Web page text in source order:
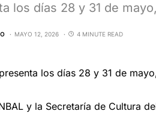
los días 28 y 31 de
MAYO 12, 2026 4 MINUTE READ
los días 28 y 31 de
y la Secretaría de Cultura